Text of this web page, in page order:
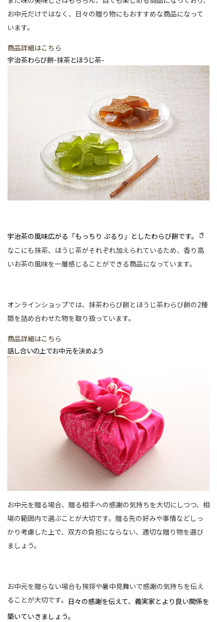
お中元だけではなく、日々の贈り物にもおすすめな商品になって
います。
商品詳細はこちら
宇治茶わらび餅-抹茶とほうじ茶-
宇治茶の風味広がる「もっちり ぷるり」としたわらび餅です。 き
なこにも抹茶、ほうじ茶がそれぞれ加えられているため、香り高
いお茶の風味を一層感じることができる商品になっています。
オンラインショップでは、抹茶わらび餅とほうじ茶わらび餅の2種
類を詰め合わせた物を取り扱っています。
商品詳細はこちら
話し合いの上でお中元を決めよう
お中元を贈る場合、贈る相手への感謝の気持ちを大切にしつつ、相
場の範囲内で選ぶことが大切です。贈る先の好みや事情などしっ
かり考慮した上で、双方の負担にならない、適切な贈り物を選び
ましょう。
お中元を贈らない場合も挨拶や暑中見舞いで感謝の気持ちを伝え
ることが大切です。 日々の感謝を伝えて、義実家とより良い関係を
築いていきましょう。